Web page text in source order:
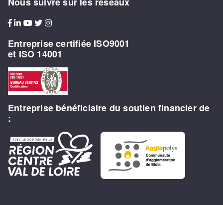
Entreprise certifiée ISO9001
et ISO 14001
Entreprise bénéficiaire du soutien financier de
: